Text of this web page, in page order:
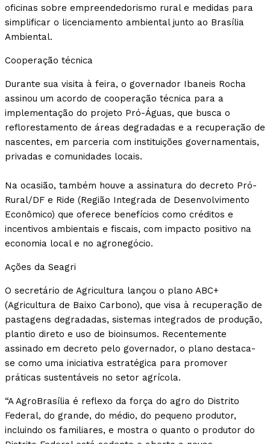
oficinas sobre empreendedorismo rural e medidas para
simplificar o licenciamento ambiental junto ao Brasília
Ambiental.
Cooperação técnica
Durante sua visita à feira, o governador Ibaneis Rocha
assinou um acordo de cooperação técnica para a
implementação do projeto Pró-Águas, que busca o
reflorestamento de áreas degradadas e a recuperação de
nascentes, em parceria com instituições governamentais,
privadas e comunidades locais.
Na ocasião, também houve a assinatura do decreto Pró-
Rural/DF e Ride (Região Integrada de Desenvolvimento
Econômico) que oferece benefícios como créditos e
incentivos ambientais e fiscais, com impacto positivo na
economia local e no agronegócio.
Ações da Seagri
O secretário de Agricultura lançou o plano ABC+
(Agricultura de Baixo Carbono), que visa à recuperação de
pastagens degradadas, sistemas integrados de produção,
plantio direto e uso de bioinsumos. Recentemente
assinado em decreto pelo governador, o plano destaca-
se como uma iniciativa estratégica para promover
práticas sustentáveis no setor agrícola.
“A AgroBrasília é reflexo da força do agro do Distrito
Federal, do grande, do médio, do pequeno produtor,
incluindo os familiares, e mostra o quanto o produtor do